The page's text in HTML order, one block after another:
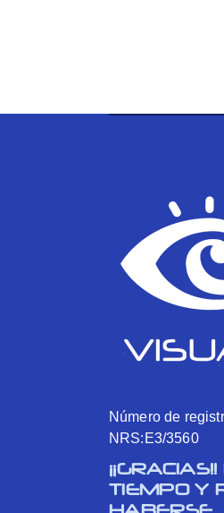
Número de
NRS:E3/3560
TIEMPO Y